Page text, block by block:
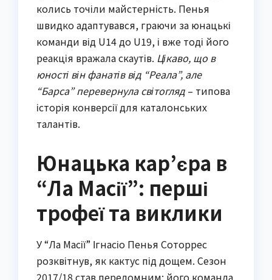
колись точіли майстерність. Пенья
швидко адаптувався, граючи за юнацькі
команди від U14 до U19, і вже тоді його
реакція вражала скаутів. Цікаво, що в
юності він фанатів від “Реала”, але
“Барса” перевернула світогляд – типова
історія конверсії для каталонських
талантів.
Юнацька кар’єра в
“Ла Масії”: перші
трофеї та виклики
У “Ла Масії” Ігнасіо Пенья Соторрес
розквітнув, як кактус під дощем. Сезон
2017/18 став переломним: його команда